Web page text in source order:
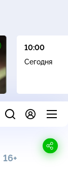
10:00
Сегодня
16+